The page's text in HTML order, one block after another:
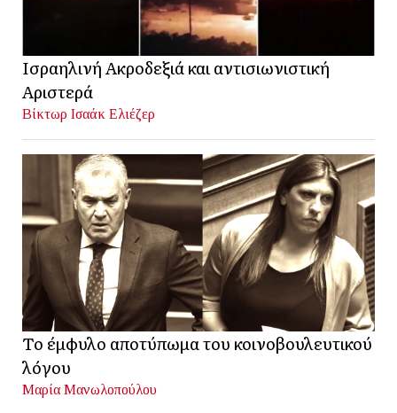
Ισραηλινή Ακροδεξιά και αντισιωνιστική
Αριστερά
Βίκτωρ Ισαάκ Ελιέζερ
Το έμφυλο αποτύπωμα του κοινοβουλευτικού
λόγου
Μαρία Μανωλοπούλου